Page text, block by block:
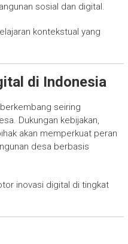
sosial dan digital.
kontekstual yang
di Indonesia
seiring
Dukungan kebijakan,
akan memperkuat peran
desa berbasis
inovasi digital di tingkat